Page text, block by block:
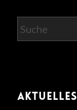
AKTUELLES